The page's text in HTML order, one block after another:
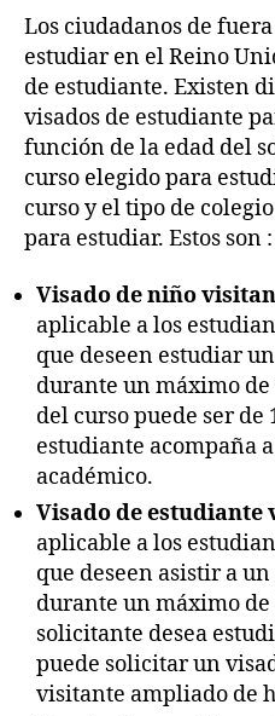
Los ciudadanos de
estudiar en el Reino
de estudiante. Existen
visados de estudiante
función de la edad del
curso elegido para
curso y el tipo de
para estudiar. Estos son :
Visado de niño
aplicable a los
que deseen estudiar
durante un máximo de
del curso puede ser de
estudiante acompaña
académico.
Visado de estudiante
aplicable a los
que deseen asistir a
durante un máximo de
solicitante desea
puede solicitar un
visitante ampliado de